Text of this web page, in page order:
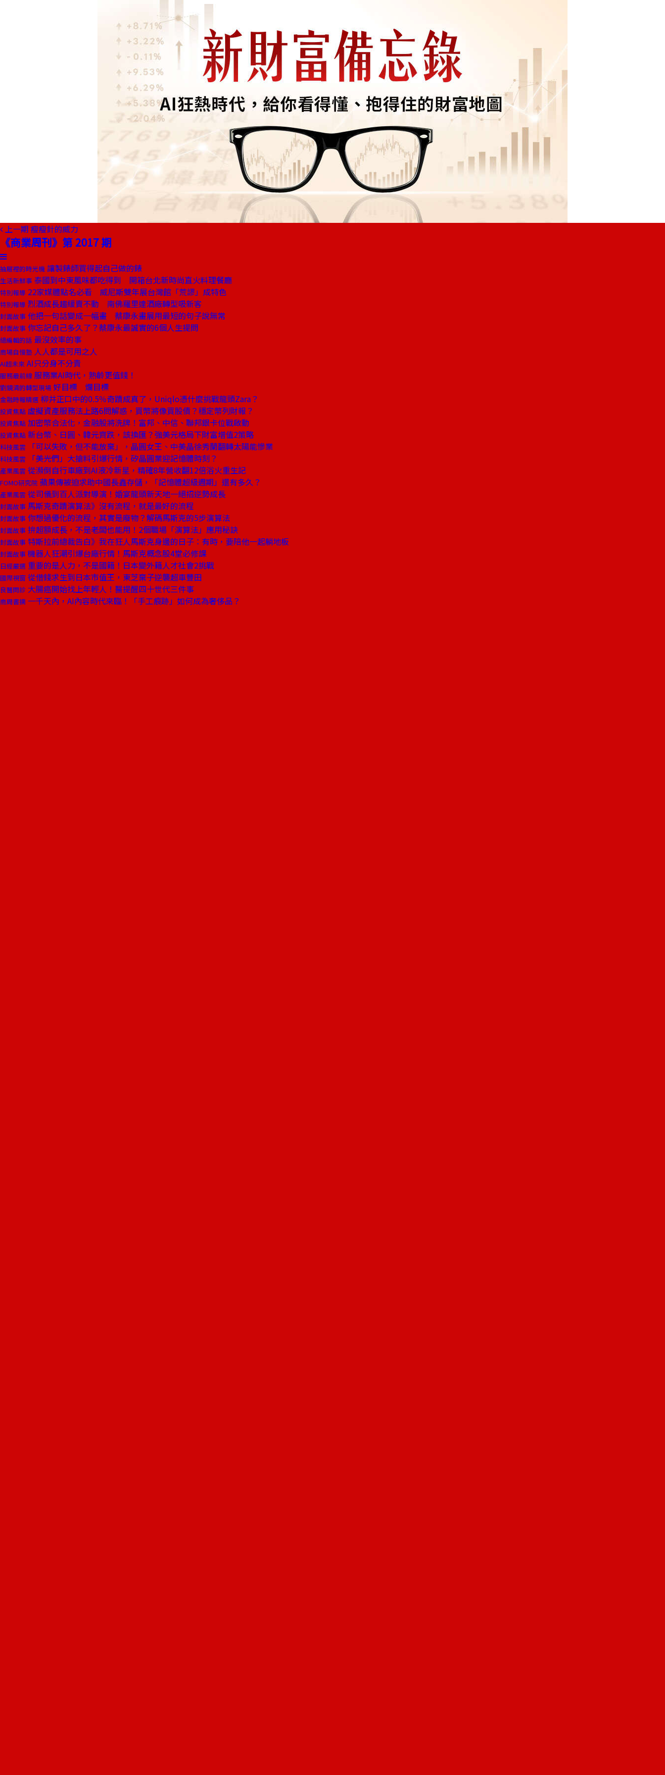
上一期 瘦瘦針的威力
《商業周刊》第 2017 期
抽屜裡的時光機 讓製錶師買得起自己做的錶
生活新鮮事 泰國到中東風味都吃得到 開箱台北新時尚直火料理餐廳
特別報導 22家媒體點名必看 威尼斯雙年展台灣館「荒謬」成特色
特別報導 烈酒成長趨緩賣不動 南佛羅里達酒廠轉型吸新客
封面故事 他把一句話變成一幅畫 蔡康永畫展用最短的句子說無常
封面故事 你忘記自己多久了？蔡康永最誠實的6個人生提問
總編輯的話 最沒效率的事
商場自慢塾 人人都是可用之人
AI超未來 AI只分身不分責
服務最前線 服務業AI時代，熟齡更值錢！
劉鏡清的轉型現場 好目標 爛目標
金融時報精選 柳井正口中的0.5％奇蹟成真了，Uniqlo憑什麼挑戰龍頭Zara？
投資焦點 虛擬資產服務法上路6問解惑，買幣將像買股債？穩定幣列財報？
投資焦點 加密幣合法化，金融股將洗牌！富邦、中信、聯邦銀卡位戰啟動
投資焦點 新台幣、日圓、韓元齊跌，該換匯？強美元格局下財富增值2策略
科技風雲 「可以失敗，但不能放棄」，晶圓女王、中美晶徐秀蘭翻轉太陽能慘業
科技風雲 「美光們」大搶料引爆行情，矽晶圓業迎記憶體時刻？
產業風雲 從瀕倒自行車廠到AI液冷新星，精確8年營收翻12倍浴火重生記
FOMO研究院 蘋果傳被迫求助中國長鑫存儲，「記憶體超級週期」還有多久？
產業風雲 從司儀到百人派對導演！婚宴龍頭新天地一絕招逆勢成長
封面故事 馬斯克奇蹟演算法》沒有流程，就是最好的流程
封面故事 你想過優化的流程，其實是廢物？解碼馬斯克的5步演算法
封面故事 拚超額成長，不是老闆也能用！2個職場「演算法」應用秘訣
封面故事 特斯拉前總裁告白》我在狂人馬斯克身邊的日子：有時，要陪他一起躺地板
封面故事 機器人狂潮引爆台廠行情！馬斯克概念股4堂必修課
日經嚴選 重要的是人力，不是國籍！日本變外籍人才社會2挑戰
國際視窗 從借錢求生到日本市值王，東芝棄子逆襲超車豐田
良醫問診 大腸癌開始找上年輕人！醫提醒四十世代三件事
商周書摘 一千天內，AI內容時代來臨！「手工痕跡」如何成為奢侈品？